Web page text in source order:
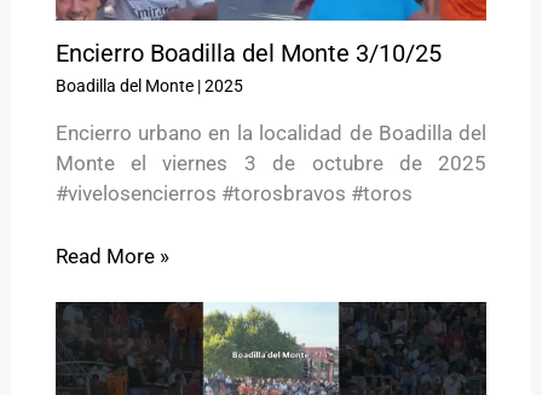
Encierro Boadilla del Monte 3/10/25
Boadilla del Monte|2025
Encierro urbano en la localidad de Boadilla del
Monte el viernes 3 de octubre de 2025
#vivelosencierros #torosbravos #toros
Read More »